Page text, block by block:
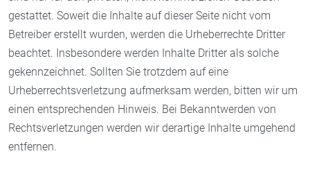
gestattet. Soweit die Inhalte auf dieser Seite nicht vom
Betreiber erstellt wurden, werden die Urheberrechte Dritter
beachtet. Insbesondere werden Inhalte Dritter als solche
gekennzeichnet. Sollten Sie trotzdem auf eine
Urheberrechtsverletzung aufmerksam werden, bitten wir um
einen entsprechenden Hinweis. Bei Bekanntwerden von
Rechtsverletzungen werden wir derartige Inhalte umgehend
entfernen.